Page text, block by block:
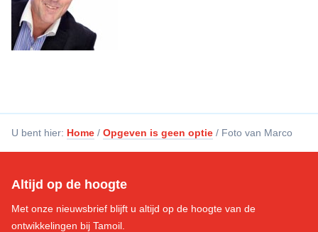
U bent hier: Home / Opgeven is geen optie / Foto van Marco
Altijd op de hoogte
Met onze nieuwsbrief blijft u altijd op de hoogte van de
ontwikkelingen bij Tamoil.